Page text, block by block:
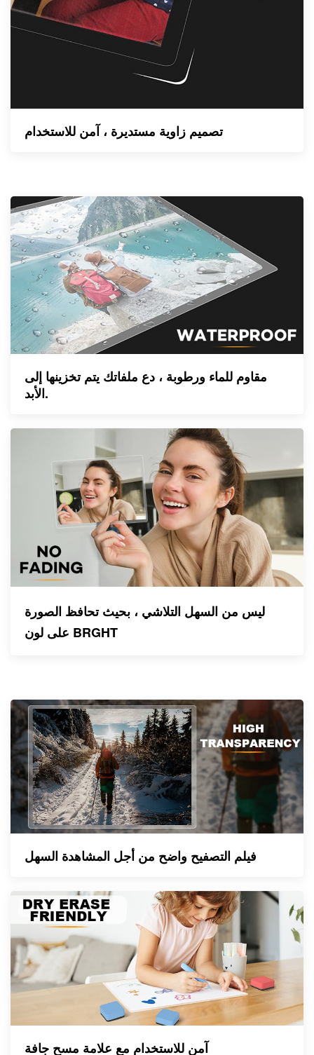
تصميم زاوية مستديرة ، آمن للاستخدام
مقاوم للماء ورطوبة ، دع ملفاتك يتم تخزينها إلى
الأبد.
ليس من السهل التلاشي ، بحيث تحافظ الصورة
على لون BRGHT
فيلم التصفيح واضح من أجل المشاهدة السهل
آمن للاستخدام مع علامة مسح جافة